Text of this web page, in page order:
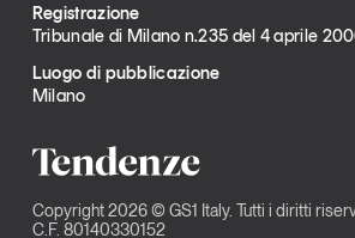
Registrazione
Tribunale di Milano n.235 del 4 aprile
Luogo di pubblicazione
Milano
Copyright 2026 © GS1 Italy. Tutti i diritti
C.F. 80140330152